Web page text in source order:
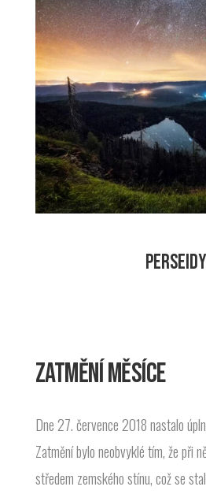
PERSEIDY
ZATMĚNÍ MĚSÍCE
Dne 27. července 2018 nastalo
Zatmění bylo neobvyklé tím, že při
středem zemského stínu, což se